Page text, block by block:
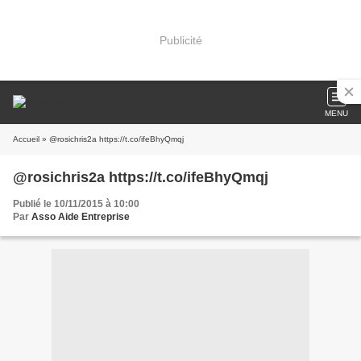
Publicité
MENU
Accueil » @rosichris2a https://t.co/ifeBhyQmqj
@rosichris2a https://t.co/ifeBhyQmqj
Publié le 10/11/2015 à 10:00
Par Asso Aide Entreprise